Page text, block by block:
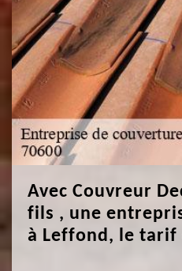
Avec Couvreur
fils , une
à Leffond, le tarif